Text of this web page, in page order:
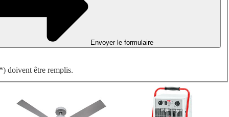
Envoyer le formulaire
doivent être remplis.